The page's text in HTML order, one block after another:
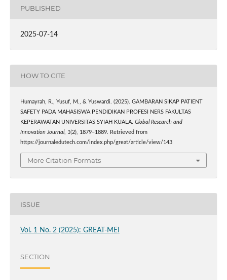
PUBLISHED
2025-07-14
HOW TO CITE
Humayrah, R., Yusuf, M., & Yuswardi. (2025). GAMBARAN SIKAP PATIENT
SAFETY PADA MAHASISWA PENDIDIKAN PROFESI NERS FAKULTAS
KEPERAWATAN UNIVERSITAS SYIAH KUALA. Global Research and
Innovation Journal, 1(2), 1879–1889. Retrieved from
https://journaledutech.com/index.php/great/article/view/143
More Citation Formats
ISSUE
Vol. 1 No. 2 (2025): GREAT-MEI
SECTION